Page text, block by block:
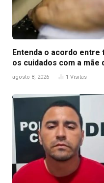
Entenda o acordo
os cuidados com a mãe
agosto 8, 2026 1 Visitas